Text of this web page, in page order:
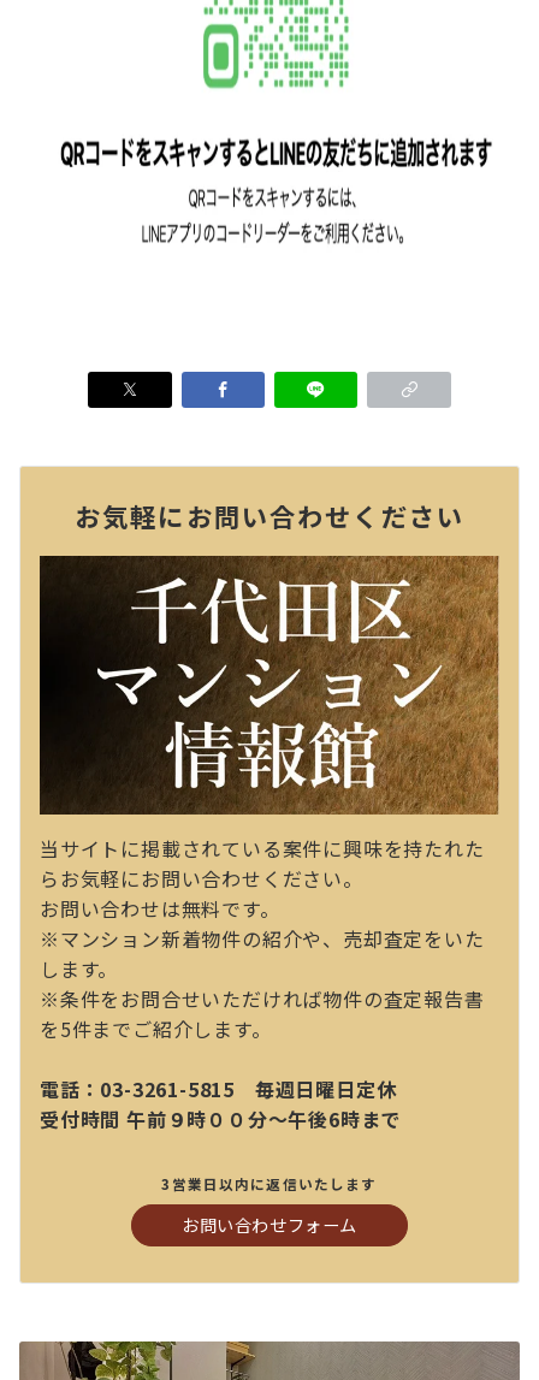
お気軽にお問い合わせください
当サイトに掲載されている案件に興味を持たれた
らお気軽にお問い合わせください。
お問い合わせは無料です。
※マンション新着物件の紹介や、売却査定をいた
します。
※条件をお問合せいただければ物件の査定報告書
を5件までご紹介します。
電話：03-3261-5815 毎週日曜日定休
受付時間 午前９時００分～午後6時まで
3営業日以内に返信いたします
お問い合わせフォーム